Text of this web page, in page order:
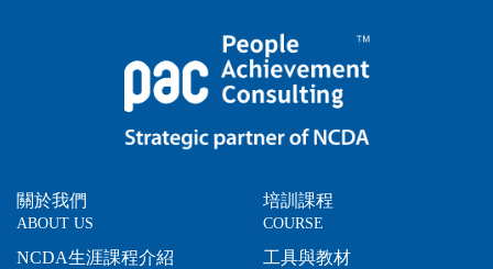
關於我們
ABOUT US
NCDA生涯課程介紹
培訓課程
COURSE
工具與教材